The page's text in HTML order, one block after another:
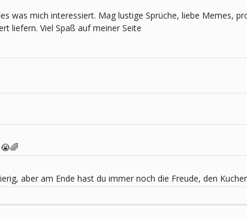
was mich interessiert. Mag lustige Sprüche, liebe Memes,
liefern. Viel Spaß auf meiner Seite
aber am Ende hast du immer noch die Freude, den